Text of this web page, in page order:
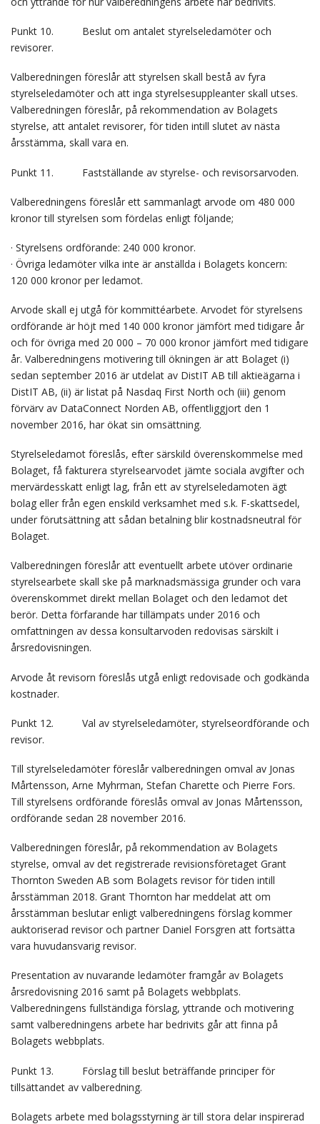
Punkt 10. Beslut om antalet styrelseledamöter och
revisorer.
Valberedningen föreslår att styrelsen skall bestå av fyra
styrelseledamöter och att inga styrelsesuppleanter skall utses.
Valberedningen föreslår, på rekommendation av Bolagets
styrelse, att antalet revisorer, för tiden intill slutet av nästa
årsstämma, skall vara en.
Punkt 11. Fastställande av styrelse- och revisorsarvoden.
Valberedningens föreslår ett sammanlagt arvode om 480 000
kronor till styrelsen som fördelas enligt följande;
· Styrelsens ordförande: 240 000 kronor.
· Övriga ledamöter vilka inte är anställda i Bolagets koncern:
120 000 kronor per ledamot.
Arvode skall ej utgå för kommittéarbete. Arvodet för styrelsens
ordförande är höjt med 140 000 kronor jämfört med tidigare år
och för övriga med 20 000 – 70 000 kronor jämfört med tidigare
år. Valberedningens motivering till ökningen är att Bolaget (i)
sedan september 2016 är utdelat av DistIT AB till aktieägarna i
DistIT AB, (ii) är listat på Nasdaq First North och (iii) genom
förvärv av DataConnect Norden AB, offentliggjort den 1
november 2016, har ökat sin omsättning.
Styrelseledamot föreslås, efter särskild överenskommelse med
Bolaget, få fakturera styrelsearvodet jämte sociala avgifter och
mervärdesskatt enligt lag, från ett av styrelseledamoten ägt
bolag eller från egen enskild verksamhet med s.k. F-skattsedel,
under förutsättning att sådan betalning blir kostnadsneutral för
Bolaget.
Valberedningen föreslår att eventuellt arbete utöver ordinarie
styrelsearbete skall ske på marknadsmässiga grunder och vara
överenskommet direkt mellan Bolaget och den ledamot det
berör. Detta förfarande har tillämpats under 2016 och
omfattningen av dessa konsultarvoden redovisas särskilt i
årsredovisningen.
Arvode åt revisorn föreslås utgå enligt redovisade och godkända
kostnader.
Punkt 12. Val av styrelseledamöter, styrelseordförande och
revisor.
Till styrelseledamöter föreslår valberedningen omval av Jonas
Mårtensson, Arne Myhrman, Stefan Charette och Pierre Fors.
Till styrelsens ordförande föreslås omval av Jonas Mårtensson,
ordförande sedan 28 november 2016.
Valberedningen föreslår, på rekommendation av Bolagets
styrelse, omval av det registrerade revisionsföretaget Grant
Thornton Sweden AB som Bolagets revisor för tiden intill
årsstämman 2018. Grant Thornton har meddelat att om
årsstämman beslutar enligt valberedningens förslag kommer
auktoriserad revisor och partner Daniel Forsgren att fortsätta
vara huvudansvarig revisor.
Presentation av nuvarande ledamöter framgår av Bolagets
årsredovisning 2016 samt på Bolagets webbplats.
Valberedningens fullständiga förslag, yttrande och motivering
samt valberedningens arbete har bedrivits går att finna på
Bolagets webbplats.
Punkt 13. Förslag till beslut beträffande principer för
tillsättandet av valberedning.
Bolagets arbete med bolagsstyrning är till stora delar inspirerad